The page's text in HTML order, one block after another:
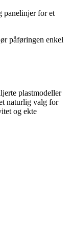
panelinjer for et
påføringen enkel
plastmodeller
naturlig valg for
og ekte